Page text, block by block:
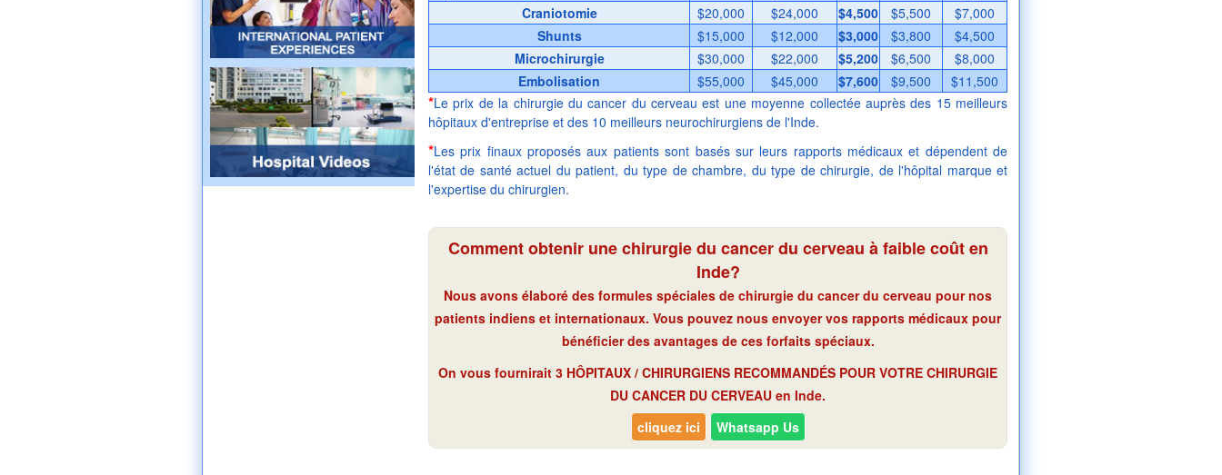
Craniotomie
$20,000 $24,000 $4,500 $5,500
$7,000
Shunts
$15,000 $12,000 $3,000 $3,800
$4,500
Microchirurgie
$30,000 $22,000 $5,200 $6,500
$8,000
Embolisation
$55,000 $45,000 $7,600 $9,500 $11,500
*Le prix de la chirurgie du cancer du cerveau est une moyenne collectée auprès des 15 meilleurs
hôpitaux d'entreprise et des 10 meilleurs neurochirurgiens de l'Inde.
*Les prix finaux proposés aux patients sont basés sur leurs rapports médicaux et dépendent de
l'état de santé actuel du patient, du type de chambre, du type de chirurgie, de l'hôpital marque et
l'expertise du chirurgien.
Comment obtenir une chirurgie du cancer du cerveau à faible coût en
Inde?
Nous avons élaboré des formules spéciales de chirurgie du cancer du cerveau pour nos
patients indiens et internationaux. Vous pouvez nous envoyer vos rapports médicaux pour
bénéficier des avantages de ces forfaits spéciaux.
On vous fournirait 3 HÔPITAUX / CHIRURGIENS RECOMMANDÉS POUR VOTRE CHIRURGIE
DU CANCER DU CERVEAU en Inde.
cliquez ici
Whatsapp Us